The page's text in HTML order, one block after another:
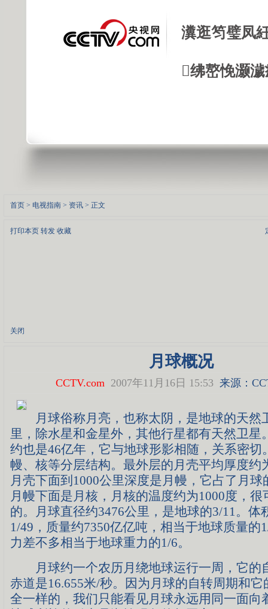
瀵逛笉璧凤
绋嶅悗灏
首页 > 电视指南 > 资讯 > 正文
打印本页 转发 收藏
关闭
月球概况
CCTV.com 2007年11月16日 15:53 来源：
月球俗称月亮，也称太阴，是地球的天然
里，除水星和金星外，其他行星都有天然卫星
约也是46亿年，它与地球形影相随，关系密切
幔、核等分层结构。最外层的月壳平均厚度约
月壳下面到1000公里深度是月幔，它占了月球
月幔下面是月核，月核的温度约为1000度，很
的。月球直径约3476公里，是地球的3/11。体
1/49，质量约7350亿亿吨，相当于地球质量的
力差不多相当于地球重力的1/6。
月球约一个农历月绕地球运行一周，它的
赤道是16.655米/秒。因为月球的自转周期和
全一样的，我们只能看见月球永远用同一面向